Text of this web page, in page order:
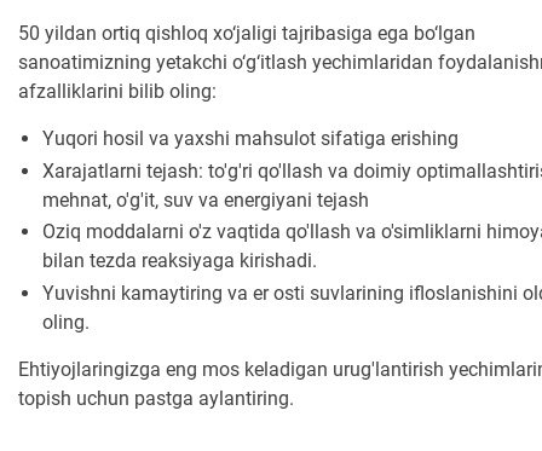
50 yildan ortiq qishloq xo‘jaligi tajribasiga ega bo‘lgan
sanoatimizning yetakchi o‘g‘itlash yechimlaridan
afzalliklarini bilib oling:
Yuqori hosil va yaxshi mahsulot sifatiga erishing
Xarajatlarni tejash: to'g'ri qo'llash va doimiy
mehnat, o'g'it, suv va energiyani tejash
Oziq moddalarni o'z vaqtida qo'llash va o'simliklarni
bilan tezda reaksiyaga kirishadi.
Yuvishni kamaytiring va er osti suvlarining ifloslanishini
oling.
Ehtiyojlaringizga eng mos keladigan urug'lantirish
topish uchun pastga aylantiring.